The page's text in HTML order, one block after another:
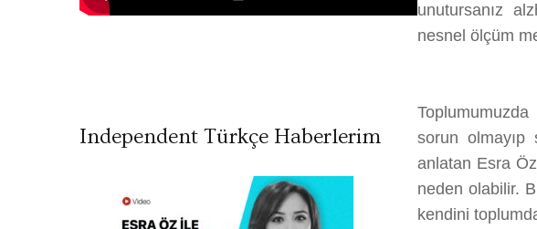
unutursanız
nesnel ölçüm
sorun olmayıp
anlatan Esra
neden olabilir.
kendini
Independent Türkçe Haberlerim